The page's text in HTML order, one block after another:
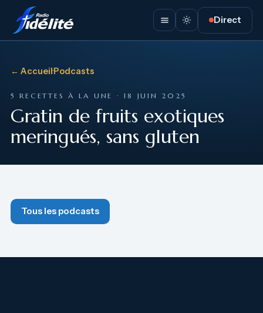
Direct
← Accueil·Podcasts
5 RECETTES À LA UNE · 18 JUIN 2025
Gratin de fruits exotiques
meringués, sans gluten
Tous les podcasts